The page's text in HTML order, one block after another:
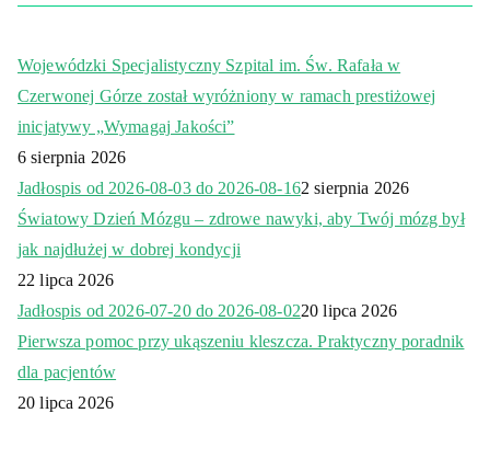
Wojewódzki Specjalistyczny Szpital im. Św. Rafała w
Czerwonej Górze został wyróżniony w ramach prestiżowej
inicjatywy „Wymagaj Jakości”
6 sierpnia 2026
Jadłospis od 2026-08-03 do 2026-08-162 sierpnia 2026
Światowy Dzień Mózgu – zdrowe nawyki, aby Twój mózg był
jak najdłużej w dobrej kondycji
22 lipca 2026
Jadłospis od 2026-07-20 do 2026-08-0220 lipca 2026
Pierwsza pomoc przy ukąszeniu kleszcza. Praktyczny poradnik
dla pacjentów
20 lipca 2026